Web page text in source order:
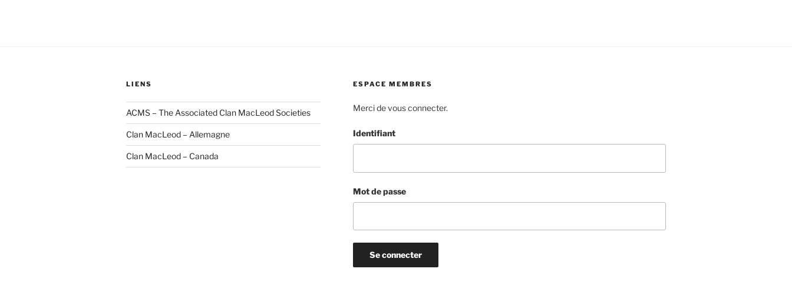
LIENS
ACMS – The Associated Clan MacLeod Societies
Clan MacLeod – Allemagne
Clan MacLeod – Canada
ESPACE MEMBRES
Merci de vous connecter.
Identifiant
Mot de passe